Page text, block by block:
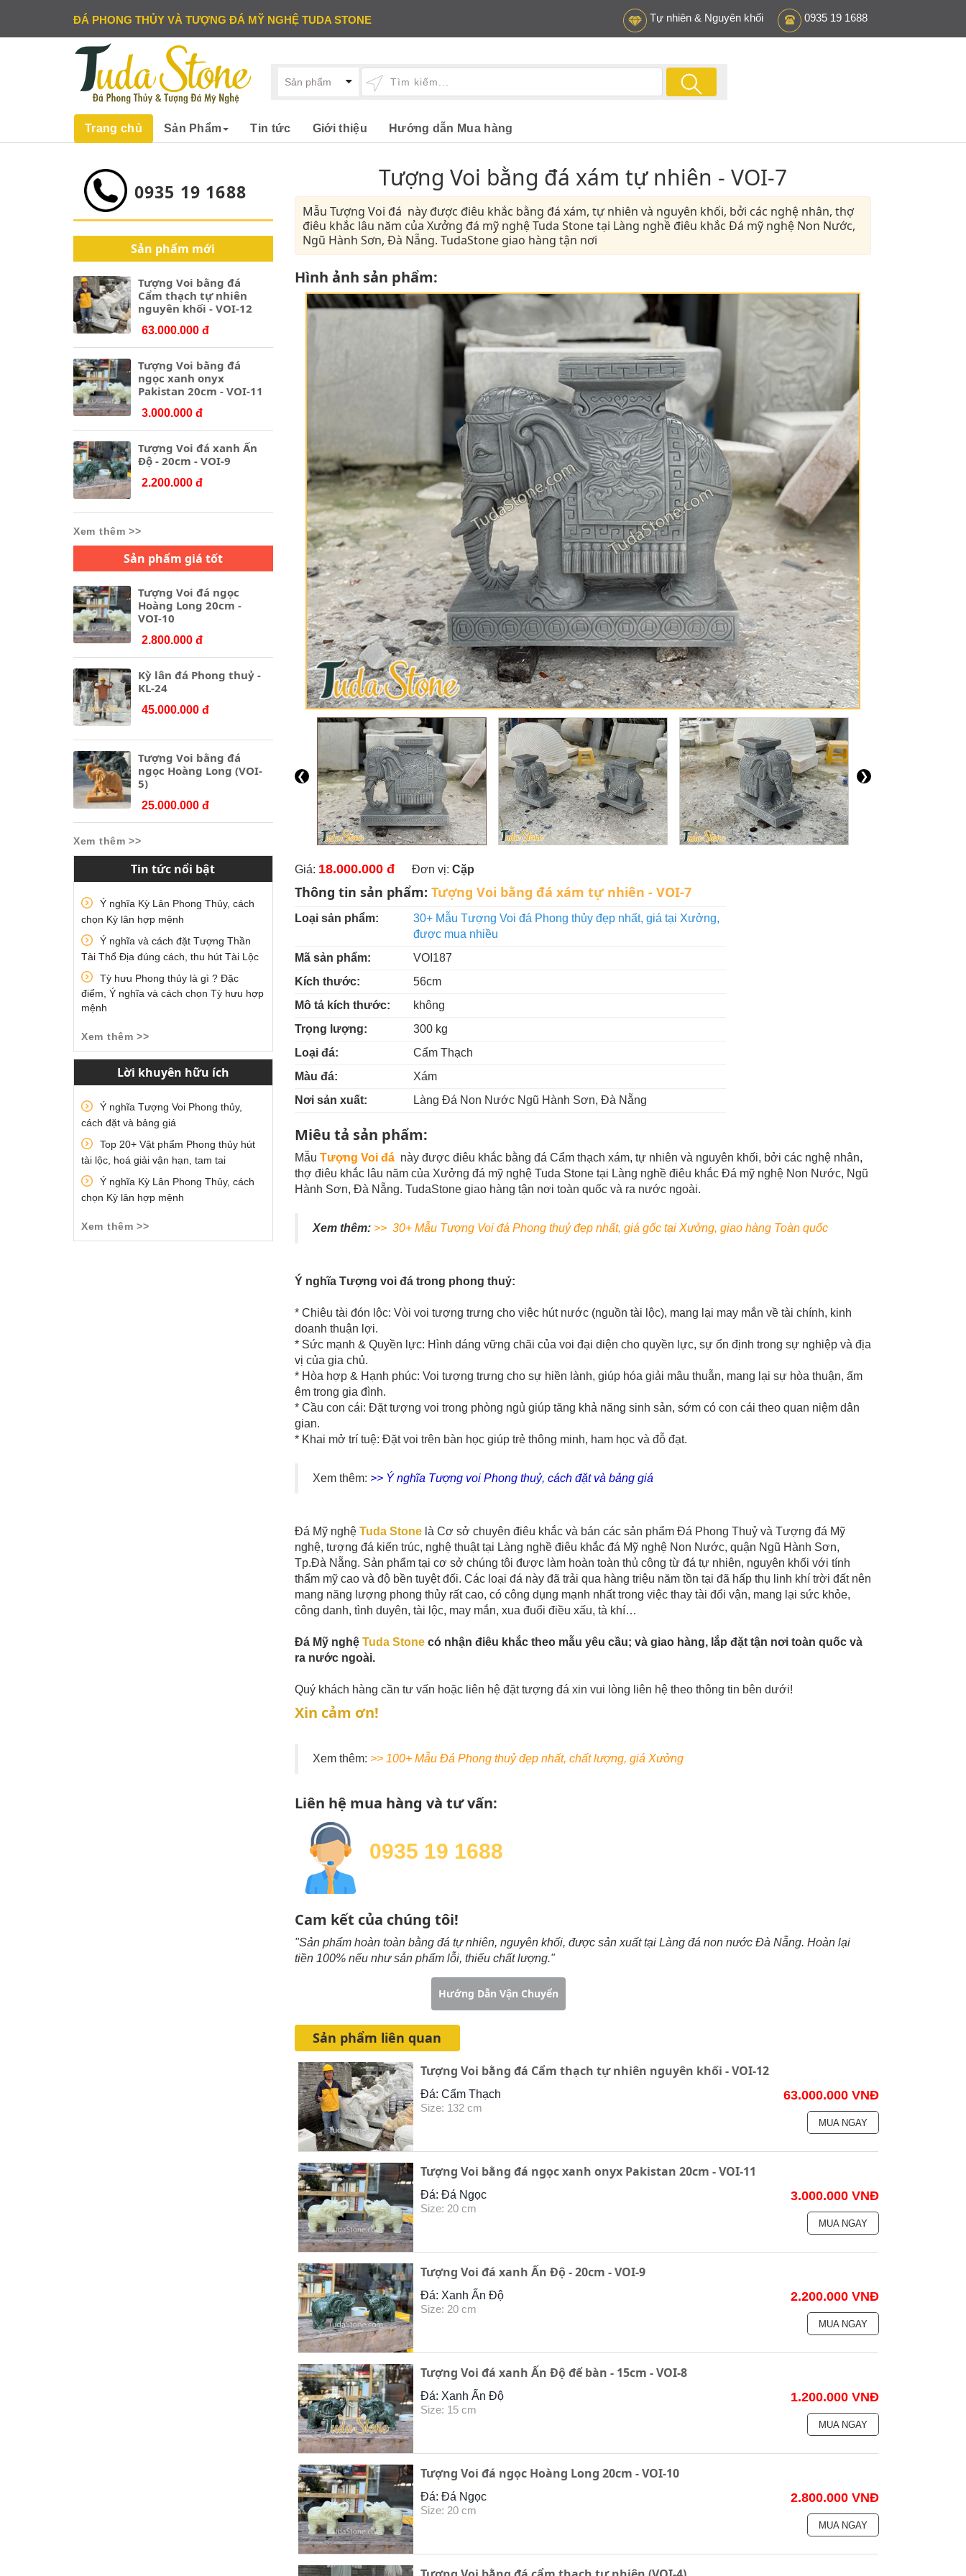
ĐÁ PHONG THỦY VÀ TƯỢNG ĐÁ MỸ NGHỆ TUDA STONE 0935 19 1688
Tự nhiên & Nguyên khối
Trang chủ Sản Phẩm Tin tức Giới thiệu Hướng dẫn Mua hàng
0935 19 1688
Sản phẩm mới
Tượng Voi bằng đá
Cẩm thạch tự nhiên
nguyên khối - VOI-12
63.000.000 đ
Tượng Voi bằng đá
ngọc xanh onyx
Pakistan 20cm - VOI-11
3.000.000 đ
Tượng Voi đá xanh Ấn
Độ - 20cm - VOI-9
2.200.000 đ
Xem thêm >>
Sản phẩm giá tốt
Tượng Voi đá ngọc
Hoàng Long 20cm -
VOI-10
2.800.000 đ
Kỳ lân đá Phong thuỷ -
KL-24
45.000.000 đ
Tượng Voi bằng đá
ngọc Hoàng Long (VOI-
5)
25.000.000 đ
Xem thêm >>
Tin tức nổi bật
Ý nghĩa Kỳ Lân Phong Thủy, cách
chọn Kỳ lân hợp mệnh
Ý nghĩa và cách đặt Tượng Thần
Tài Thổ Địa đúng cách, thu hút Tài Lộc
Tỳ hưu Phong thủy là gì ? Đặc
điểm, Ý nghĩa và cách chọn Tỳ hưu hợp
mệnh
Xem thêm >>
Lời khuyên hữu ích
Ý nghĩa Tượng Voi Phong thủy,
cách đặt và bảng giá
Top 20+ Vật phẩm Phong thủy hút
tài lộc, hoá giải vận hạn, tam tai
Ý nghĩa Kỳ Lân Phong Thủy, cách
chọn Kỳ lân hợp mệnh
Xem thêm >>
Tượng Voi bằng đá xám tự nhiên - VOI-7
Mẫu Tượng Voi đá này được điêu khắc bằng đá xám, tự nhiên và nguyên khối, bởi các nghệ nhân, thợ
điêu khắc lâu năm của Xưởng đá mỹ nghệ Tuda Stone tại Làng nghề điêu khắc Đá mỹ nghệ Non Nước,
Ngũ Hành Sơn, Đà Nẵng. TudaStone giao hàng tận nơi
Hình ảnh sản phẩm:
❮ ❯
Giá: 18.000.000 đ Đơn vị: Cặp
Thông tin sản phẩm: Tượng Voi bằng đá xám tự nhiên - VOI-7
Loại sản phẩm:
30+ Mẫu Tượng Voi đá Phong thủy đẹp nhất, giá tại Xưởng,
được mua nhiều
Mã sản phẩm:
VOI187
Kích thước:
56cm
Mô tả kích thước:
không
Trọng lượng:
300 kg
Loại đá:
Cẩm Thạch
Màu đá:
Xám
Nơi sản xuất:
Làng Đá Non Nước Ngũ Hành Sơn, Đà Nẵng
Miêu tả sản phẩm:
Mẫu Tượng Voi đá này được điêu khắc bằng đá Cẩm thạch xám, tự nhiên và nguyên khối, bởi các nghệ nhân,
thợ điêu khắc lâu năm của Xưởng đá mỹ nghệ Tuda Stone tại Làng nghề điêu khắc Đá mỹ nghệ Non Nước, Ngũ
Hành Sơn, Đà Nẵng. TudaStone giao hàng tận nơi toàn quốc và ra nước ngoài.
Xem thêm: >> 30+ Mẫu Tượng Voi đá Phong thuỷ đẹp nhất, giá gốc tại Xưởng, giao hàng Toàn quốc
Ý nghĩa Tượng voi đá trong phong thuỷ:
* Chiêu tài đón lộc: Vòi voi tượng trưng cho việc hút nước (nguồn tài lộc), mang lại may mắn về tài chính, kinh
doanh thuận lợi.
* Sức mạnh & Quyền lực: Hình dáng vững chãi của voi đại diện cho quyền lực, sự ổn định trong sự nghiệp và địa
vị của gia chủ.
* Hòa hợp & Hạnh phúc: Voi tượng trưng cho sự hiền lành, giúp hóa giải mâu thuẫn, mang lại sự hòa thuận, ấm
êm trong gia đình.
* Cầu con cái: Đặt tượng voi trong phòng ngủ giúp tăng khả năng sinh sản, sớm có con cái theo quan niệm dân
gian.
* Khai mở trí tuệ: Đặt voi trên bàn học giúp trẻ thông minh, ham học và đỗ đạt.
Xem thêm: >> Ý nghĩa Tượng voi Phong thuỷ, cách đặt và bảng giá
Đá Mỹ nghệ Tuda Stonelà Cơ sở chuyên điêu khắc và bán các sản phẩm Đá Phong Thuỷ và Tượng đá Mỹ
nghệ, tượng đá kiến trúc, nghệ thuật tại Làng nghề điêu khắc đá Mỹ nghệ Non Nước, quận Ngũ Hành Sơn,
Tp.Đà Nẵng. Sản phẩm tại cơ sở chúng tôi được làm hoàn toàn thủ công từ đá tự nhiên, nguyên khối với tính
thẩm mỹ cao và độ bền tuyệt đối. Các loại đá này đã trải qua hàng triệu năm tồn tại đã hấp thụ linh khí trời đất nên
mang năng lượng phong thủy rất cao, có công dụng mạnh nhất trong việc thay tài đổi vận, mang lại sức khỏe,
công danh, tình duyên, tài lộc, may mắn, xua đuổi điều xấu, tà khí…
Đá Mỹ nghệ Tuda Stonecó nhận điêu khắc theo mẫu yêu cầu; và giao hàng, lắp đặt tận nơi toàn quốc và
ra nước ngoài.
Quý khách hàng cần tư vấn hoặc liên hệ đặt tượng đá xin vui lòng liên hệ theo thông tin bên dưới!
Xin cảm ơn!
Xem thêm: >> 100+ Mẫu Đá Phong thuỷ đẹp nhất, chất lượng, giá Xưởng
Liên hệ mua hàng và tư vấn:
0935 19 1688
Cam kết của chúng tôi!
"Sản phẩm hoàn toàn bằng đá tự nhiên, nguyên khối, được sản xuất tại Làng đá non nước Đà Nẵng. Hoàn lại
tiền 100% nếu như sản phẩm lỗi, thiếu chất lượng."
Hướng Dẫn Vận Chuyển
Sản phẩm liên quan
Tượng Voi bằng đá Cẩm thạch tự nhiên nguyên khối - VOI-12
Đá: Cẩm Thạch
Size: 132 cm
63.000.000 VNĐ
MUA NGAY
Tượng Voi bằng đá ngọc xanh onyx Pakistan 20cm - VOI-11
Đá: Đá Ngọc
Size: 20 cm
3.000.000 VNĐ
MUA NGAY
Tượng Voi đá xanh Ấn Độ - 20cm - VOI-9
Đá: Xanh Ấn Độ
Size: 20 cm
2.200.000 VNĐ
MUA NGAY
Tượng Voi đá xanh Ấn Độ để bàn - 15cm - VOI-8
Đá: Xanh Ấn Độ
Size: 15 cm
1.200.000 VNĐ
MUA NGAY
Tượng Voi đá ngọc Hoàng Long 20cm - VOI-10
Đá: Đá Ngọc
Size: 20 cm
2.800.000 VNĐ
MUA NGAY